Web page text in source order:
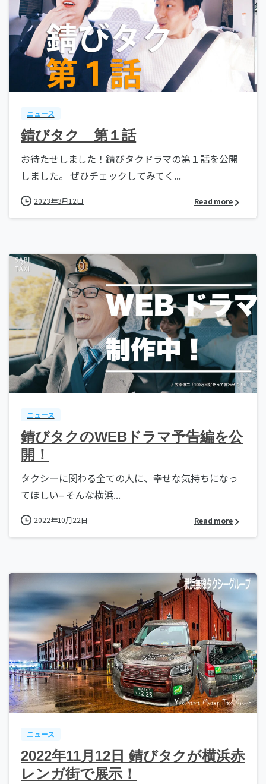
ニュース
錆びタク 第１話
お待たせしました！錆びタクドラマの第１話を公開
しました。 ぜひチェックしてみてく...
2023年3月12日 Read more
ニュース
錆びタクのWEBドラマ予告編を公
開！
タクシーに関わる全ての人に、幸せな気持ちになっ
てほしい– そんな横浜...
2022年10月22日 Read more
ニュース
2022年11月12日 錆びタクが横浜赤
レンガ街で展示！